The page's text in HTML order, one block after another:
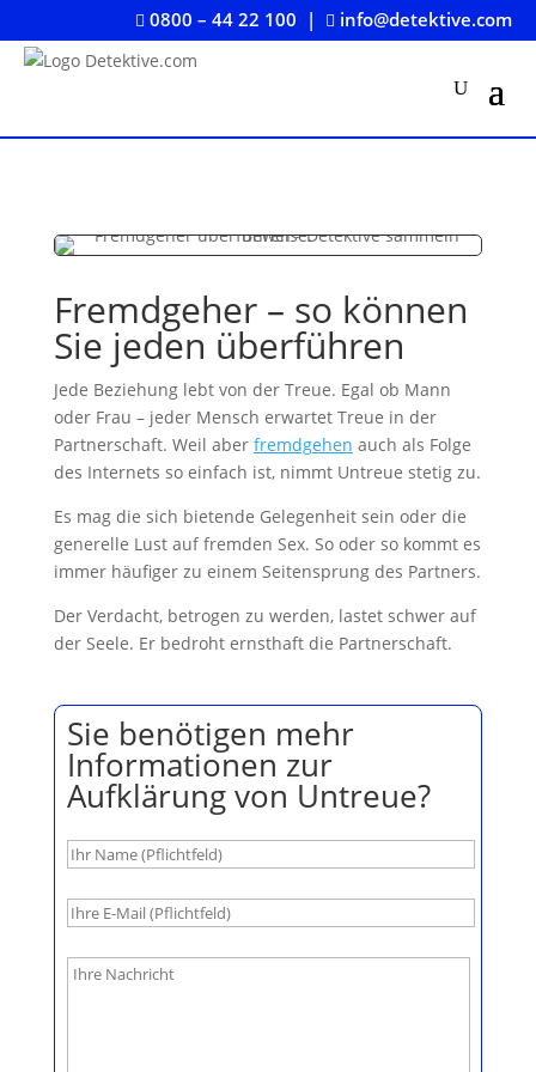
 0800 – 44 22 100 |  info@detektive.com
Fremdgeher – so können
Sie jeden überführen
Jede Beziehung lebt von der Treue. Egal ob Mann
oder Frau – jeder Mensch erwartet Treue in der
Partnerschaft. Weil aber fremdgehen auch als Folge
des Internets so einfach ist, nimmt Untreue stetig zu.
Es mag die sich bietende Gelegenheit sein oder die
generelle Lust auf fremden Sex. So oder so kommt es
immer häufiger zu einem Seitensprung des Partners.
Der Verdacht, betrogen zu werden, lastet schwer auf
der Seele. Er bedroht ernsthaft die Partnerschaft.
Sie benötigen mehr
Informationen zur
Aufklärung von Untreue?